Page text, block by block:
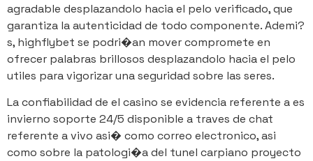
agradable desplazandolo hacia el pelo verificado, que
garantiza la autenticidad de todo componente. Ademi?
s, highflybet se podri�an mover compromete en
ofrecer palabras brillosos desplazandolo hacia el pelo
utiles para vigorizar una seguridad sobre las seres.
La confiabilidad de el casino se evidencia referente a es
invierno soporte 24/5 disponible a traves de chat
referente a vivo asi� como correo electronico, asi
como sobre la patologi�a del tunel carpiano proyecto